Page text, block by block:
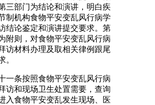
三部门为结论和演讲，明白疾
制机构食物平安变乱风行病学
结论鉴定和演讲提交要求。第
附则，对食物平安变乱风行病
访材料办理及取相关律例跟尾
。
条按照食物平安变乱风行病
访和现场卫生处置需要，查询
入食物平安变乱发生现场、医